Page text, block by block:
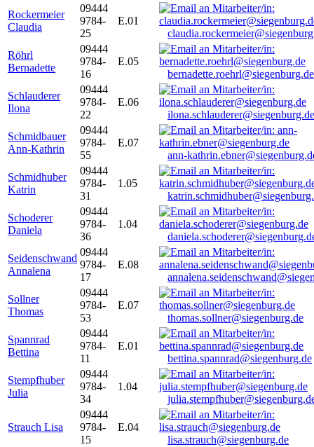
Rockermeier
Claudia
09444
9784-
25
E.01
Röhrl
Bernadette
09444
9784-
16
E.05
bernadette.roehrl@siegenburg.de
Schlauderer
Ilona
09444
9784-
22
E.06
ilona.schlauderer@siegenburg.de
Schmidbauer
Ann-Kathrin
09444
9784-
55
E.07
ann-
Schmidhuber
Katrin
09444
9784-
31
1.05
Schoderer
Daniela
09444
9784-
36
1.04
Seidenschwand
Annalena
09444
9784-
17
E.08
Sollner
Thomas
09444
9784-
53
E.07
thomas.sollner@siegenburg.de
Spannrad
Bettina
09444
9784-
11
E.01
bettina.spannrad@siegenburg.de
Stempfhuber
Julia
09444
9784-
34
1.04
Strauch Lisa
09444
9784-
15
E.04
lisa.strauch@siegenburg.de